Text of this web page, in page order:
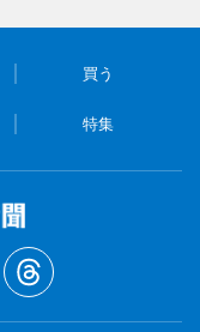
買う
特集